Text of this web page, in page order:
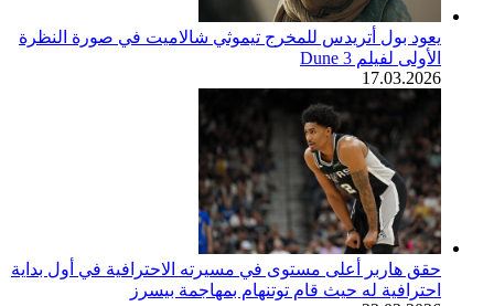
يعود بول أتريدس للمخرج تيموثي شالاميت في صورة النظرة
الأولى لفيلم Dune 3
17.03.2026
حقق هاربر أعلى مستوى في مسيرته الاحترافية في أول بداية
احترافية له حيث قام توتنهام بمهاجمة بيسرز